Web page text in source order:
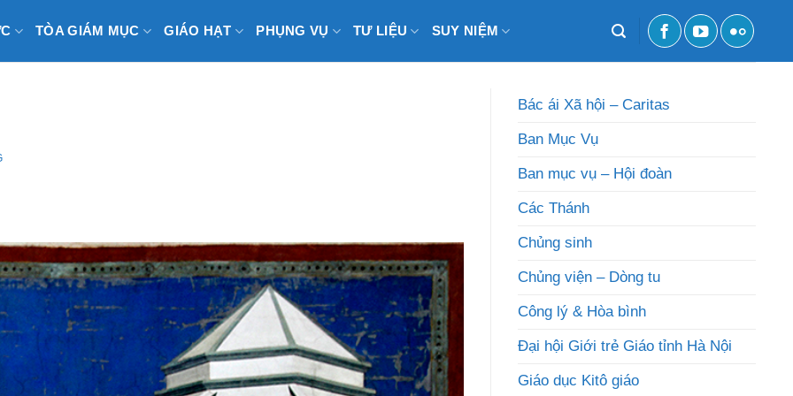
TÒA GIÁM MỤC GIÁO HẠT PHỤNG VỤ TƯ LIỆU SUY NIỆM
Bác ái Xã hội – Caritas
Ban Mục Vụ
Ban mục vụ – Hội đoàn
Các Thánh
Chủng sinh
Chủng viện – Dòng tu
Công lý & Hòa bình
Đại hội Giới trẻ Giáo tỉnh Hà Nội
Giáo dục Kitô giáo